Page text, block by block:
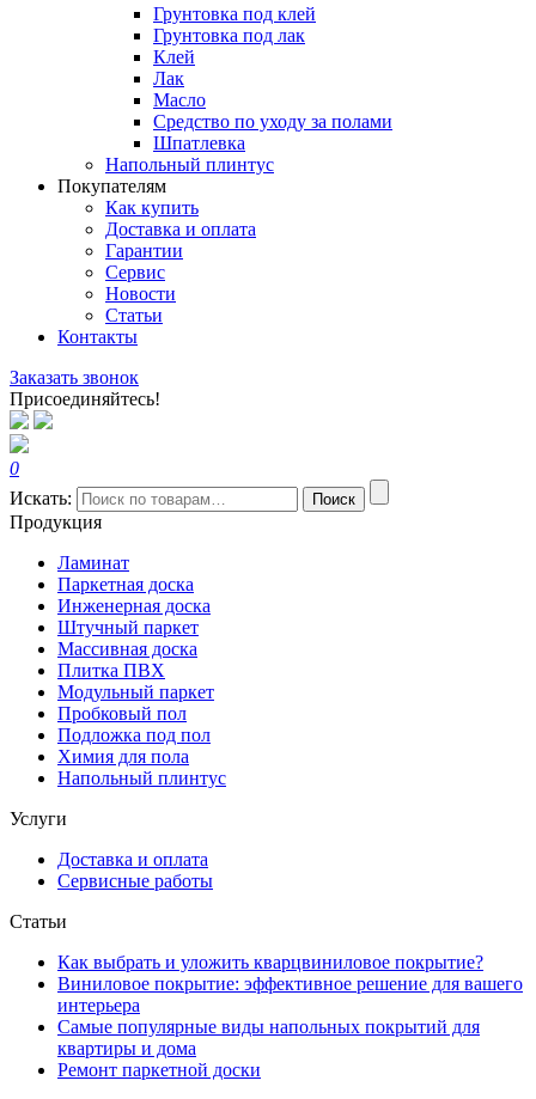
Грунтовка под клей
Грунтовка под лак
Клей
Лак
Масло
Средство по уходу за полами
Шпатлевка
Напольный плинтус
Покупателям
Как купить
Доставка и оплата
Гарантии
Сервис
Новости
Статьи
Контакты
Заказать звонок
Присоединяйтесь!
0
Искать:
Поиск
Продукция
Ламинат
Паркетная доска
Инженерная доска
Штучный паркет
Массивная доска
Плитка ПВХ
Модульный паркет
Пробковый пол
Подложка под пол
Химия для пола
Напольный плинтус
Услуги
Доставка и оплата
Сервисные работы
Статьи
Как выбрать и уложить кварцвиниловое покрытие?
Виниловое покрытие: эффективное решение для вашего
интерьера
Самые популярные виды напольных покрытий для
квартиры и дома
Ремонт паркетной доски